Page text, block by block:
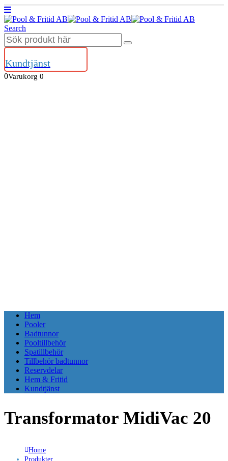
Search
Kundtjänst
0Varukorg 0
Hem
Pooler
Badtunnor
Pooltillbehör
Spatillbehör
Tillbehör badtunnor
Reservdelar
Hem & Fritid
Kundtjänst
Transformator MidiVac 20
Home
Produkter